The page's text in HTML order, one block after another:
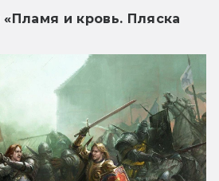
и кровь. Пляска